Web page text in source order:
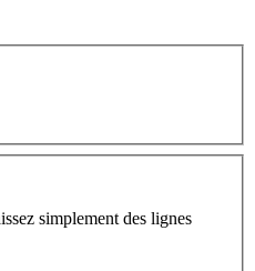
simplement des lignes